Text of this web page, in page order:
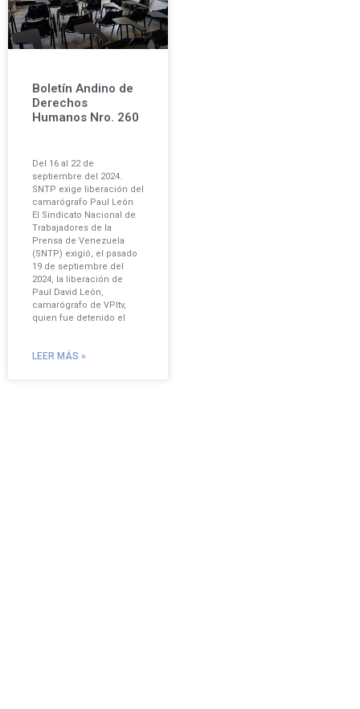
Boletín Andino de
Derechos
Humanos Nro. 260
Del 16 al 22 de
septiembre del 2024.
SNTP exige liberación del
camarógrafo Paul León
El Sindicato Nacional de
Trabajadores de la
Prensa de Venezuela
(SNTP) exigió, el pasado
19 de septiembre del
2024, la liberación de
Paul David León,
camarógrafo de VPItv,
quien fue detenido el
LEER MÁS »